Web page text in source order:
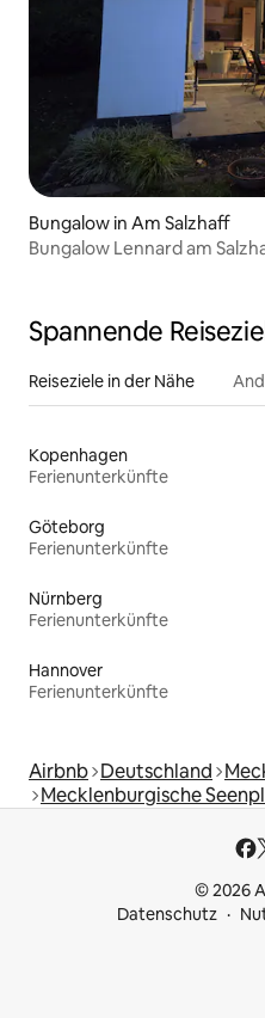
Bungalow in Am Salzhaff
Bungalow Lennard am
Spannende
Reiseziele in der Nähe
Kopenhagen
Ferienunterkünfte
Göteborg
Ferienunterkünfte
Nürnberg
Ferienunterkünfte
Hannover
Ferienunterkünfte
Airbnb Deutschland
Mecklenburgische
© 2026
Datenschutz